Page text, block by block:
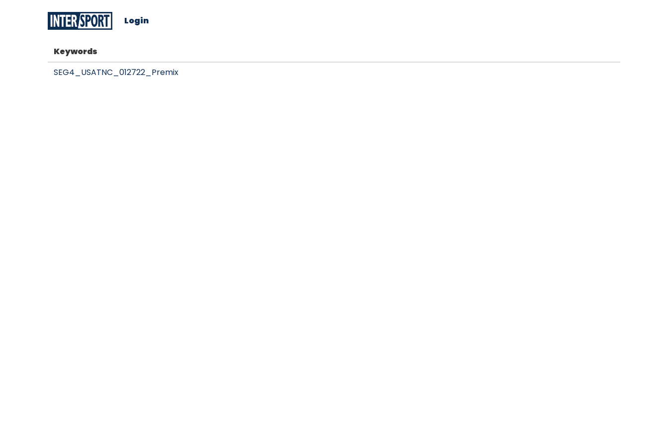
Login
Keywords
SEG4_USATNC_012722_Premix